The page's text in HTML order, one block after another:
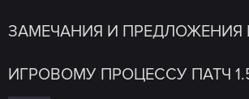
ЗАМЕЧАНИЯ И ПРЕДЛОЖЕНИЯ
ИГРОВОМУ ПРОЦЕССУ ПАТЧ